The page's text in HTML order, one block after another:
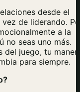
desde el
de liderando.
a la
no seas uno más.
del juego, tu
para siempre.